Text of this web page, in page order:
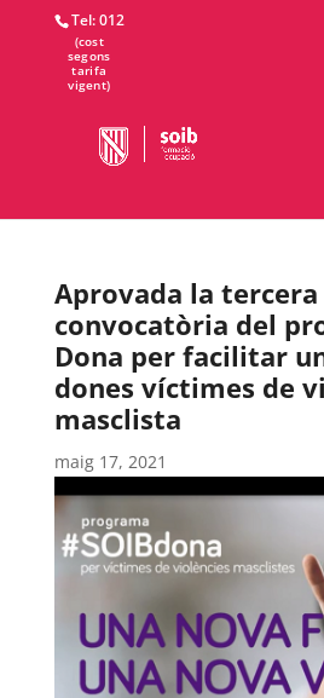
Tel: 012
Aprovada la tercera
convocatòria del
Dona per facilitar
dones víctimes de
masclista
maig 17, 2021